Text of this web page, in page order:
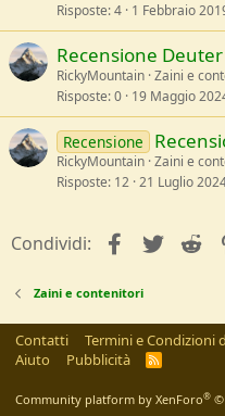
Risposte 4 1 Febbraio
Recensione
RickyMountain Zaini e
Risposte 0 19 Maggio
Recensione
RickyMountain Zaini e
Risposte 12 21 Luglio
Condividi: facebookTwitter
Zaini e contenitori
Contatti Termini e Condizioni
Aiuto
Pubblicità
R
Community platform by XenForo® ©